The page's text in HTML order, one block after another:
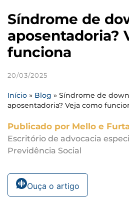
Síndrome de
aposentadoria?
funciona
20/03/2025
Início » Blog » Síndrome de
aposentadoria? Veja como
Publicado por Mello e
Escritório de advocacia
Previdência Social
Ouça o artigo